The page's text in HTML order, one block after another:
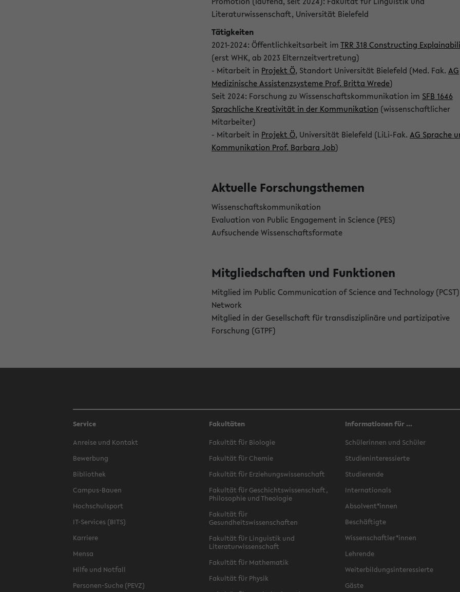
Literaturwissenschaft, Universität Bielefeld
Tätigkeiten
2021-2024: Öffentlichkeitsarbeit imTRR 318 Constructing
(erst WHK, ab 2023 Elternzeitvertretung)
- Mitarbeit in Projekt Ö, Standort Universität Bielefeld (Med. Fak. AG
Medizinische Assistenzsysteme Prof. Britta Wrede)
Seit 2024: Forschung zu Wissenschaftskommunikation im SFB 1646
Sprachliche Kreativität in der Kommunikation (wissenschaftlicher
Mitarbeiter)
- Mitarbeit in Projekt Ö, Universität Bielefeld (LiLi-Fak. AG Sprache
Kommunikation Prof. Barbara Job)
Aktuelle Forschungsthemen
Wissenschaftskommunikation
Evaluation von Public Engagement in Science (PES)
Aufsuchende Wissenschaftsformate
Mitgliedschaften und Funktionen
Mitglied im Public Communication of Science and Technology (PCST)
Network
Mitglied in der Gesellschaft für transdisziplinäre und partizipative
Forschung (GTPF)
Service
Anreise und Kontakt
Bewerbung
Bibliothek
Campus-Bauen
Hochschulsport
IT-Services (BITS)
Karriere
Mensa
Hilfe und Notfall
Personen-Suche (PEVZ)
Fakultäten
Fakultät für Biologie
Fakultät für Chemie
Fakultät für Erziehungswissenschaft
Fakultät für Geschichtswissenschaft,
Philosophie und Theologie
Fakultät für
Gesundheitswissenschaften
Fakultät für Linguistik und
Literaturwissenschaft
Fakultät für Mathematik
Fakultät für Physik
Informationen für ...
Schülerinnen und Schüler
Studieninteressierte
Studierende
Internationals
Absolvent*innen
Beschäftigte
Wissenschaftler*innen
Lehrende
Weiterbildungsinteressierte
Gäste